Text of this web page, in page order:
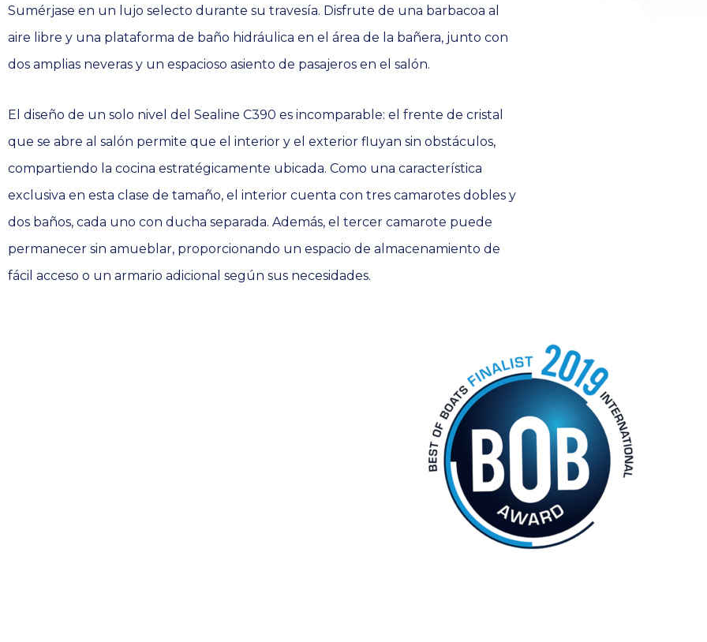
Sumérjase en un lujo selecto durante su travesía. Disfrute de una barbacoa al
aire libre y una plataforma de baño hidráulica en el área de la bañera, junto con
dos amplias neveras y un espacioso asiento de pasajeros en el salón.
El diseño de un solo nivel del Sealine C390 es incomparable: el frente de cristal
que se abre al salón permite que el interior y el exterior fluyan sin obstáculos,
compartiendo la cocina estratégicamente ubicada. Como una característica
exclusiva en esta clase de tamaño, el interior cuenta con tres camarotes dobles y
dos baños, cada uno con ducha separada. Además, el tercer camarote puede
permanecer sin amueblar, proporcionando un espacio de almacenamiento de
fácil acceso o un armario adicional según sus necesidades.